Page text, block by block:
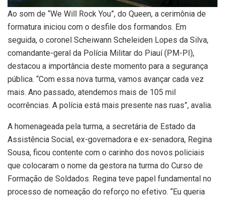
Ao som de “We Will Rock You”, do Queen, a cerimônia de
formatura iniciou com o desfile dos formandos. Em
seguida, o coronel Scheiwann Scheleiden Lopes da Silva,
comandante-geral da Polícia Militar do Piauí (PM-PI),
destacou a importância deste momento para a segurança
pública. “Com essa nova turma, vamos avançar cada vez
mais. Ano passado, atendemos mais de 105 mil
ocorrências. A polícia está mais presente nas ruas”, avalia.
A homenageada pela turma, a secretária de Estado da
Assistência Social, ex-governadora e ex-senadora, Regina
Sousa, ficou contente com o carinho dos novos policiais
que colocaram o nome da gestora na turma do Curso de
Formação de Soldados. Regina teve papel fundamental no
processo de nomeação do reforço no efetivo. “Eu queria